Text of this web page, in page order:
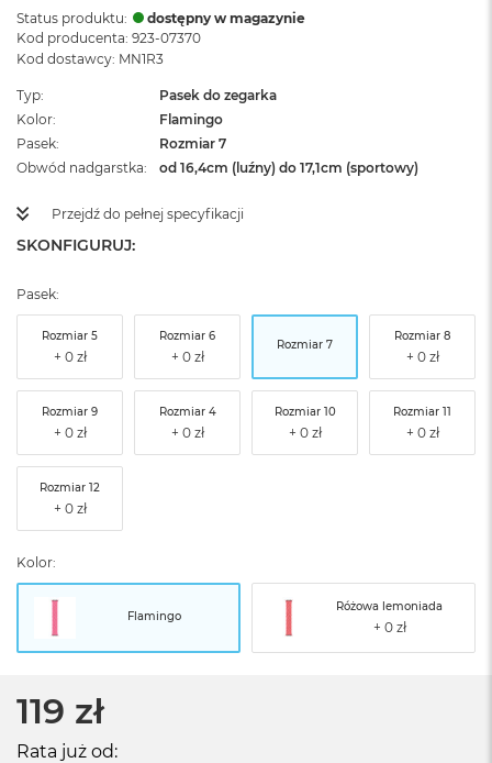
Status produktu:
dostępny w magazynie
Kod producenta: 923-07370
Kod dostawcy: MN1R3
Typ
Pasek do zegarka
Kolor
Flamingo
Pasek
Rozmiar 7
Obwód nadgarstka
od 16,4cm (luźny) do 17,1cm (sportowy)
Przejdź do pełnej specyfikacji
SKONFIGURUJ:
Pasek:
Rozmiar 5 Rozmiar 6
Rozmiar 7
Rozmiar 8
Rozmiar 9 Rozmiar 4 Rozmiar 10 Rozmiar 11
Rozmiar 12
Kolor:
Flamingo
Różowa lemoniada
119 zł
Rata już od: